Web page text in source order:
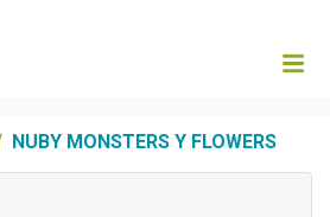
NUBY MONSTERS Y FLOWERS